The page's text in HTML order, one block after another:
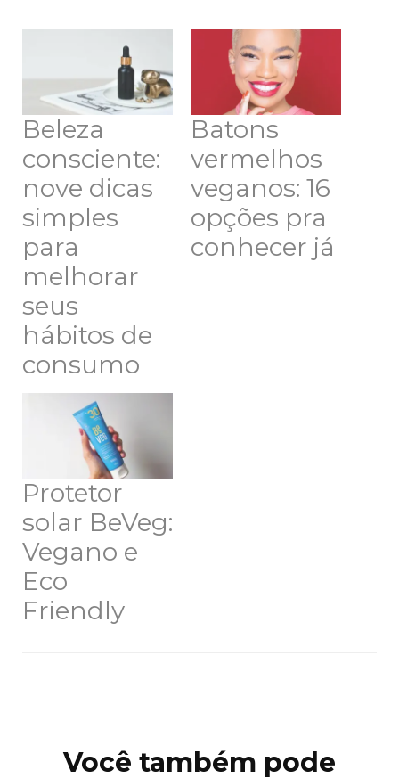
Beleza
consciente:
nove dicas
simples
para
melhorar
seus
hábitos de
consumo
Batons
vermelhos
veganos: 16
opções pra
conhecer já
Protetor
solar BeVeg:
Vegano e
Eco
Friendly
postVocê também pode